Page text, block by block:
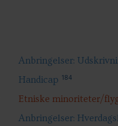
Anbringelser:
Handicap 184
Etniske minoriteter/
Anbringelser: